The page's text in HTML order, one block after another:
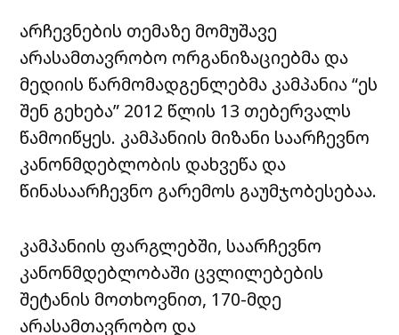
არჩევნების თემაზე მომუშავე
არასამთავრობო ორგანიზაციებმა და
მედიის წარმომადგენლებმა კამპანია “ეს
შენ გეხება” 2012 წლის 13 თებერვალს
წამოიწყეს. კამპანიის მიზანი საარჩევნო
კანონმდებლობის დახვეწა და
წინასაარჩევნო გარემოს გაუმჯობესებაა.
კამპანიის ფარგლებში, საარჩევნო
კანონმდებლობაში ცვლილებების
შეტანის მოთხოვნით, 170-მდე
არასამთავრობო და